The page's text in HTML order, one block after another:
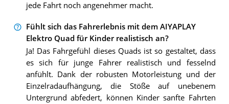
jede Fahrt noch angenehmer macht.
Fühlt sich das Fahrerlebnis mit dem AIYAPLAY
Elektro Quad für Kinder realistisch an?
Ja! Das Fahrgefühl dieses Quads ist so gestaltet, dass
es sich für junge Fahrer realistisch und fesselnd
anfühlt. Dank der robusten Motorleistung und der
Einzelradaufhängung, die Stöße auf unebenem
Untergrund abfedert, können Kinder sanfte Fahrten